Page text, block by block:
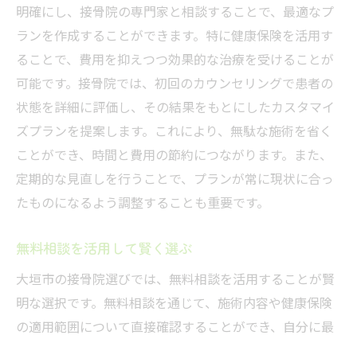
明確にし、接骨院の専門家と相談することで、最適なプ
ランを作成することができます。特に健康保険を活用す
ることで、費用を抑えつつ効果的な治療を受けることが
可能です。接骨院では、初回のカウンセリングで患者の
状態を詳細に評価し、その結果をもとにしたカスタマイ
ズプランを提案します。これにより、無駄な施術を省く
ことができ、時間と費用の節約につながります。また、
定期的な見直しを行うことで、プランが常に現状に合っ
たものになるよう調整することも重要です。
無料相談を活用して賢く選ぶ
大垣市の接骨院選びでは、無料相談を活用することが賢
明な選択です。無料相談を通じて、施術内容や健康保険
の適用範囲について直接確認することができ、自分に最